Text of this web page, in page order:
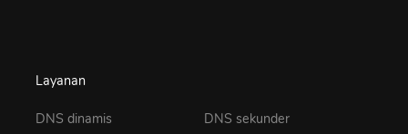
Layanan
DNS dinamis
DNS sekunder